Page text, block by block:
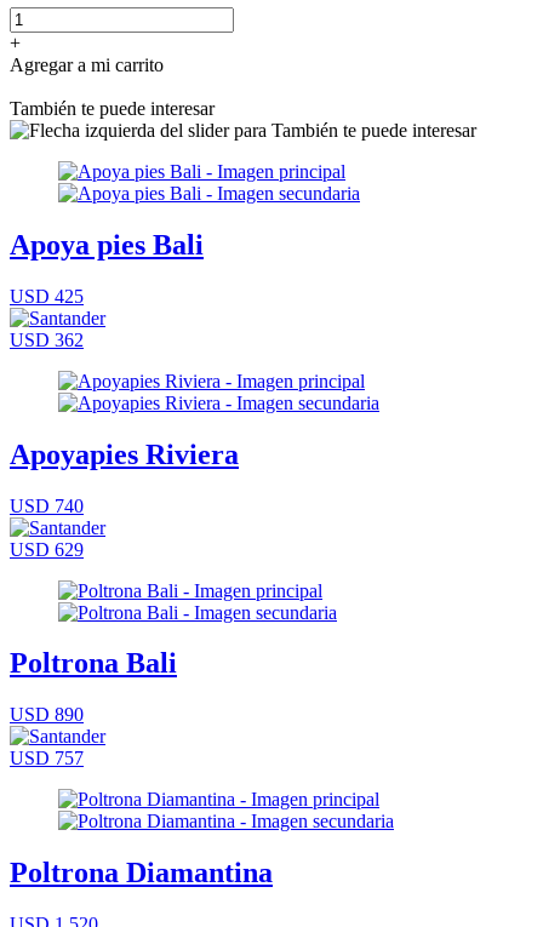
+
Agregar a mi carrito
También te puede interesar
Apoya pies Bali
USD 425
USD 362
Apoyapies Riviera
USD 740
USD 629
Poltrona Bali
USD 890
USD 757
Poltrona Diamantina